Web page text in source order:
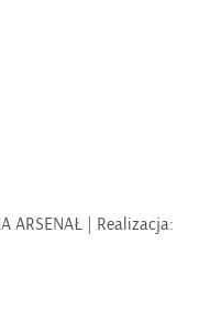
ARSENAŁ | Realizacja: